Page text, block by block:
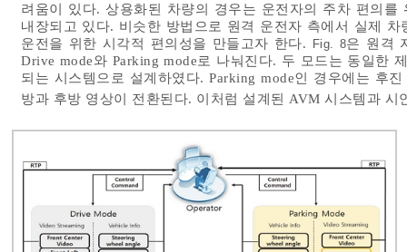
려움이 있다. 상용화된 차량의 경우는 운전자의 주차 편의
내장되고 있다. 비슷한 방법으로 원격 운전자 측에서 실제
운전을 위한 시각적 편의성을 만들고자 한다. Fig. 8은 원격
Drive mode와 Parking mode로 나눠진다. 두 모드는 동일한
되는 시스템으로 설계하였다. Parking mode인 경우에는 후
방과 후방 영상이 전환된다. 이처럼 설계된 AVM 시스템과 시